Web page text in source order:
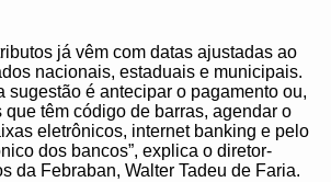
já vêm com datas ajustadas ao
nacionais, estaduais e municipais.
sugestão é antecipar o pagamento ou,
que têm código de barras, agendar o
eletrônicos, internet banking e pelo
dos bancos”, explica o diretor-
da Febraban, Walter Tadeu de Faria.